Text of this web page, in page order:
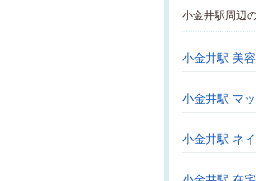
小金井駅周辺
小金井駅 美
小金井駅 マ
小金井駅 ネ